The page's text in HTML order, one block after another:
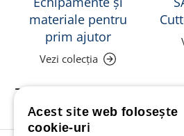
materiale pentru
prim ajutor
Vezi colecția
Acest site web folosește
cookie-uri